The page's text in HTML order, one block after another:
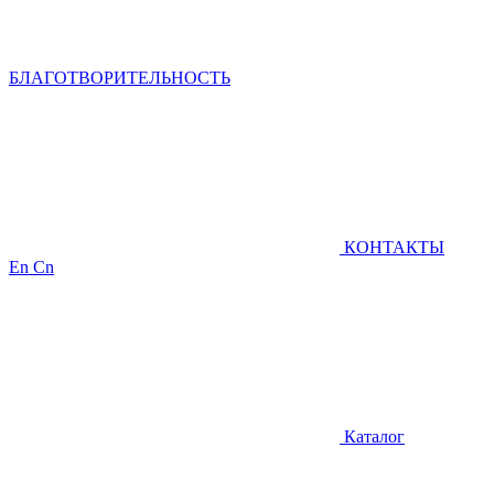
БЛАГОТВОРИТЕЛЬНОСТЬ
КОНТАКТЫ
En Cn
Каталог